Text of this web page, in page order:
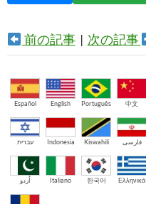
前の記事| 次の記事
Español English Português 中文
עברית Indonesia Kiswahili فارسی
اُردو Italiano 한국어 Ελληνικά